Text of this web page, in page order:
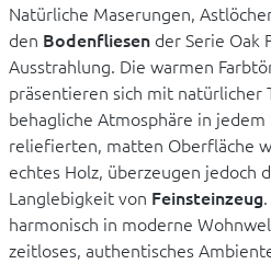
Natürliche Maserungen,
den Bodenfliesen der Serie Oak
Ausstrahlung. Die warmen
präsentieren sich mit natürlicher
behagliche Atmosphäre in
reliefierten, matten Oberfläche
echtes Holz, überzeugen jedoch
Langlebigkeit von Feinsteinzeug
harmonisch in moderne
zeitloses, authentisches